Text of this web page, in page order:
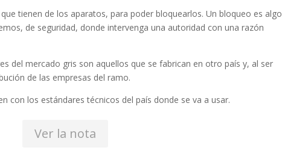
tienen de los aparatos, para poder bloquearlos. Un bloqueo es algo
de seguridad, donde intervenga una autoridad con una razón
del mercado gris son aquellos que se fabrican en otro país y, al ser
de las empresas del ramo.
con los estándares técnicos del país donde se va a usar.
Ver la nota